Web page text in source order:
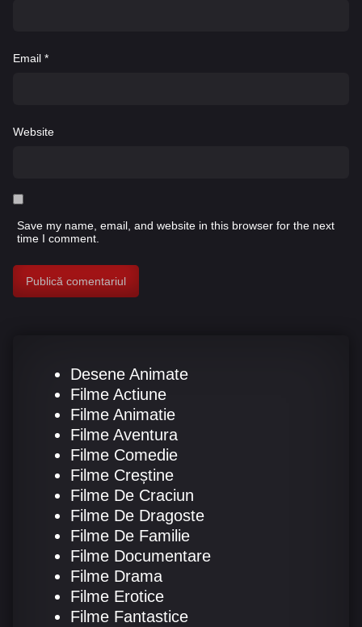
Email *
Website
Save my name, email, and website in this browser for the next
time I comment.
Desene Animate
Filme Actiune
Filme Animatie
Filme Aventura
Filme Comedie
Filme Creștine
Filme De Craciun
Filme De Dragoste
Filme De Familie
Filme Documentare
Filme Drama
Filme Erotice
Filme Fantastice